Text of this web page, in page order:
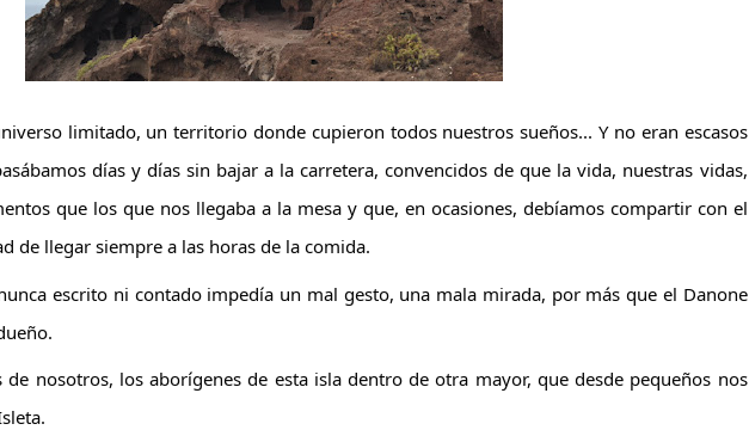
limitado, un territorio donde cupieron todos nuestros sueños... Y no eran escasos
días y días sin bajar a la carretera, convencidos de que la vida, nuestras vidas,
que los que nos llegaba a la mesa y que, en ocasiones, debíamos compartir con el
de llegar siempre a las horas de la comida.
escrito ni contado impedía un mal gesto, una mala mirada, por más que el Danone
de nosotros, los aborígenes de esta isla dentro de otra mayor, que desde pequeños nos